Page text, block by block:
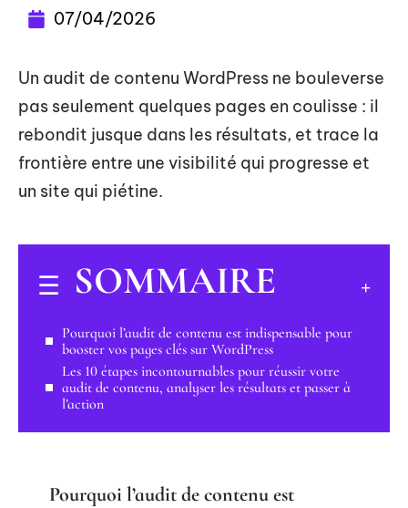
07/04/2026
Un audit de contenu WordPress ne bouleverse
pas seulement quelques pages en coulisse : il
rebondit jusque dans les résultats, et trace la
frontière entre une visibilité qui progresse et
un site qui piétine.
SOMMAIRE
Pourquoi l’audit de contenu est indispensable pour
booster vos pages clés sur WordPress
Les 10 étapes incontournables pour réussir votre
audit de contenu, analyser les résultats et passer à
l’action
Pourquoi l’audit de contenu est